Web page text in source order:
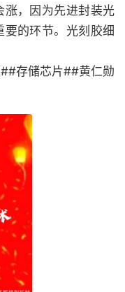
涨，因为先进封装光
的环节。光刻胶细
存储芯片##黄仁勋